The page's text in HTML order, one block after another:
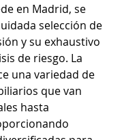
en Madrid, se
selección de
y su exhaustivo
de riesgo. La
una variedad de
que van
hasta